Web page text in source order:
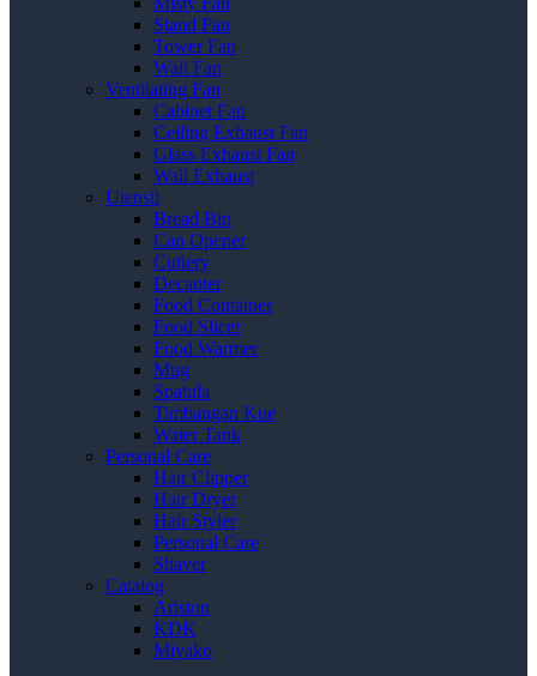
Stand Fan
Tower Fan
Wall Fan
Ventilating Fan
Cabinet Fan
Ceiling Exhaust Fan
Glass Exhaust Fan
Wall Exhaust
Utensil
Bread Bin
Can Opener
Cutlery
Decanter
Food Container
Food Slicer
Food Warmer
Mug
Spatula
Timbangan Kue
Water Tank
Personal Care
Hair Clipper
Hair Dryer
Hair Styler
Personal Care
Shaver
Catalog
Ariston
KDK
Miyako